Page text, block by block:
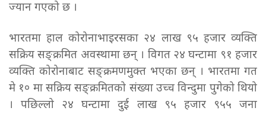
ज्यान गएको छ ।
भारतमा हाल कोरोनाभाइरसका २४ लाख ९५ हजार व्यक्ति
सक्रिय सङ्क्रमित अवस्थामा छन् । विगत २४ घन्टामा ९१ हजार
व्यक्ति कोरोनाबाट सङ्क्रमणमुक्त भएका छन् । भारतमा गत
मे १० मा सक्रिय सङ्क्रमितको संख्या उच्च विन्दुमा पुगेको थियो
। पछिल्लो २४ घन्टामा दुई लाख ९५ हजार ९५५ जना